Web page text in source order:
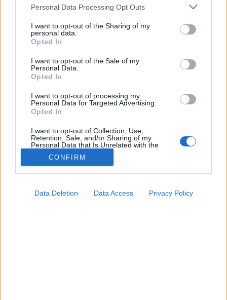
Please note that this website/app uses one or more Google
not limited to your visit or usage behaviour. You may click to
grant or deny consent to Google and its third-party tags to
use your data for below specified purposes in below Google
consent section.
Personal Data Processing Opt Outs
I want to opt-out of the Sharing of my
personal data.
Opted In
I want to opt-out of the Sale of my
Personal Data.
Opted In
I want to opt-out of processing my
Personal Data for Targeted Advertising.
Opted In
I want to opt-out of Collection, Use,
Retention, Sale, and/or Sharing of my
Personal Data that Is Unrelated with the
Purposes for which it was collected.
Opted Out
CONFIRM
Data Deletion Data Access Privacy Policy
Probiotikum